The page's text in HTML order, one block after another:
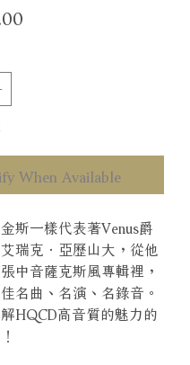
When Available
斯一樣代表著Venus爵
瑞克．亞歷山大，從他
中音薩克斯風專輯裡，
名曲、名演、名錄音。
HQCD高音質的魅力的